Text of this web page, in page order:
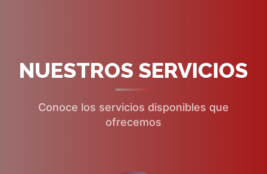
NUESTROS SERVICIOS
Conoce los servicios disponibles que
ofrecemos